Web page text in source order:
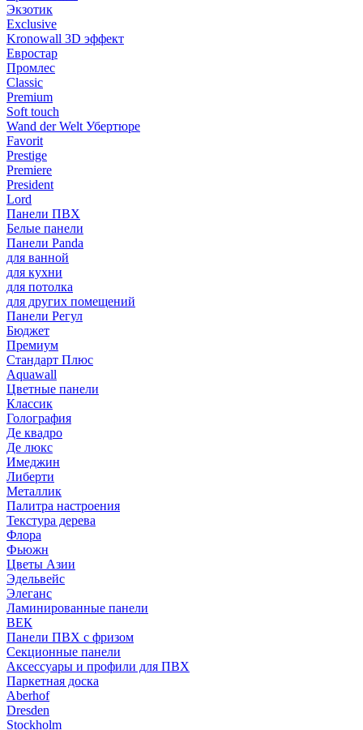
Экзотик
Exclusive
Kronowall 3D эффект
Евростар
Промлес
Classic
Premium
Soft touch
Wand der Welt Убертюре
Favorit
Prestige
Premiere
President
Lord
Панели ПВХ
Белые панели
Панели Panda
для ванной
для кухни
для потолка
для других помещений
Панели Регул
Бюджет
Премиум
Стандарт Плюс
Aquawall
Цветные панели
Классик
Голография
Де квадро
Де люкс
Имеджин
Либерти
Металлик
Палитра настроения
Текстура дерева
Флора
Фьюжн
Цветы Азии
Эдельвейс
Элеганс
Ламинированные панели
ВЕК
Панели ПВХ с фризом
Секционные панели
Аксессуары и профили для ПВХ
Паркетная доска
Aberhof
Dresden
Stockholm